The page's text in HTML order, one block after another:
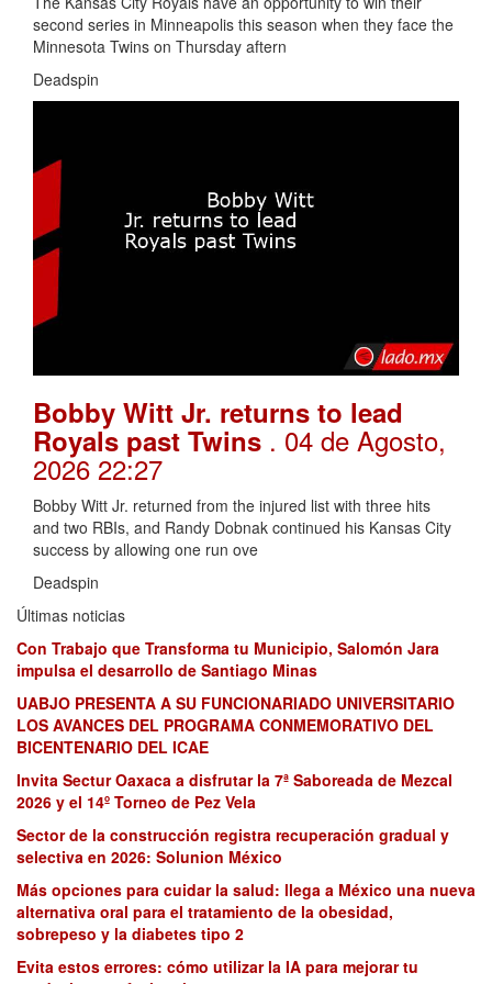
second series in Minneapolis this season when they face the
Minnesota Twins on Thursday aftern
Deadspin
Bobby Witt Jr. returns to lead
Royals past Twins . 04 de Agosto,
2026 22:27
Bobby Witt Jr. returned from the injured list with three hits
and two RBIs, and Randy Dobnak continued his Kansas City
success by allowing one run ove
Deadspin
Últimas noticias
Con Trabajo que Transforma tu Municipio, Salomón Jara
impulsa el desarrollo de Santiago Minas
UABJO PRESENTA A SU FUNCIONARIADO UNIVERSITARIO
LOS AVANCES DEL PROGRAMA CONMEMORATIVO DEL
BICENTENARIO DEL ICAE
Invita Sectur Oaxaca a disfrutar la 7ª Saboreada de Mezcal
2026 y el 14º Torneo de Pez Vela
Sector de la construcción registra recuperación gradual y
selectiva en 2026: Solunion México
Más opciones para cuidar la salud: llega a México una nueva
alternativa oral para el tratamiento de la obesidad,
sobrepeso y la diabetes tipo 2
Evita estos errores: cómo utilizar la IA para mejorar tu